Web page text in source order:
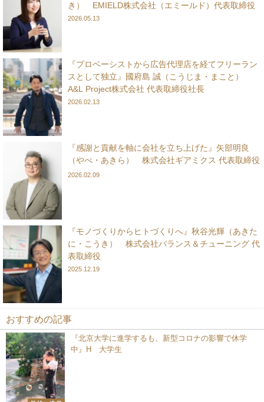
き） EMIELD株式会社（エミールド）代表取締役
2026.05.13
『プロベーシストから広告代理店を経てフリーラン
スとして独立』國府島 誠（こうじま・まこと）
A&L Project株式会社 代表取締役社長
2026.02.13
『感謝と貢献を軸に会社を立ち上げた』矢部明良
（やべ・あきら） 株式会社ギアミクス 代表取締役
2026.02.09
『モノづくりからヒトづくりへ』秋谷光輝（あきた
に・こうき） 株式会社バランス＆チューニング 代
表取締役
2025.12.19
おすすめの記事
『北京大学に進学するも、新型コロナの影響で休学
中』H 大学生